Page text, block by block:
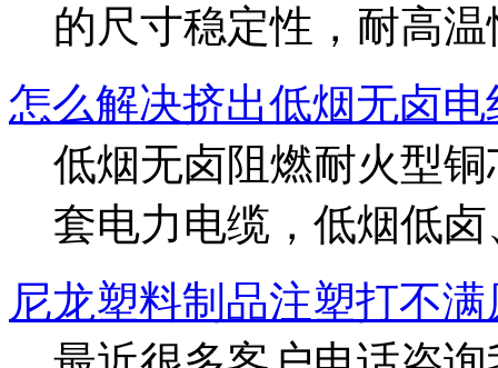
的尺寸稳定性，耐高温
怎么解决挤出低烟无卤
低烟无卤阻燃耐火型
套电力电缆，低烟低卤
尼龙塑料制品注塑打不